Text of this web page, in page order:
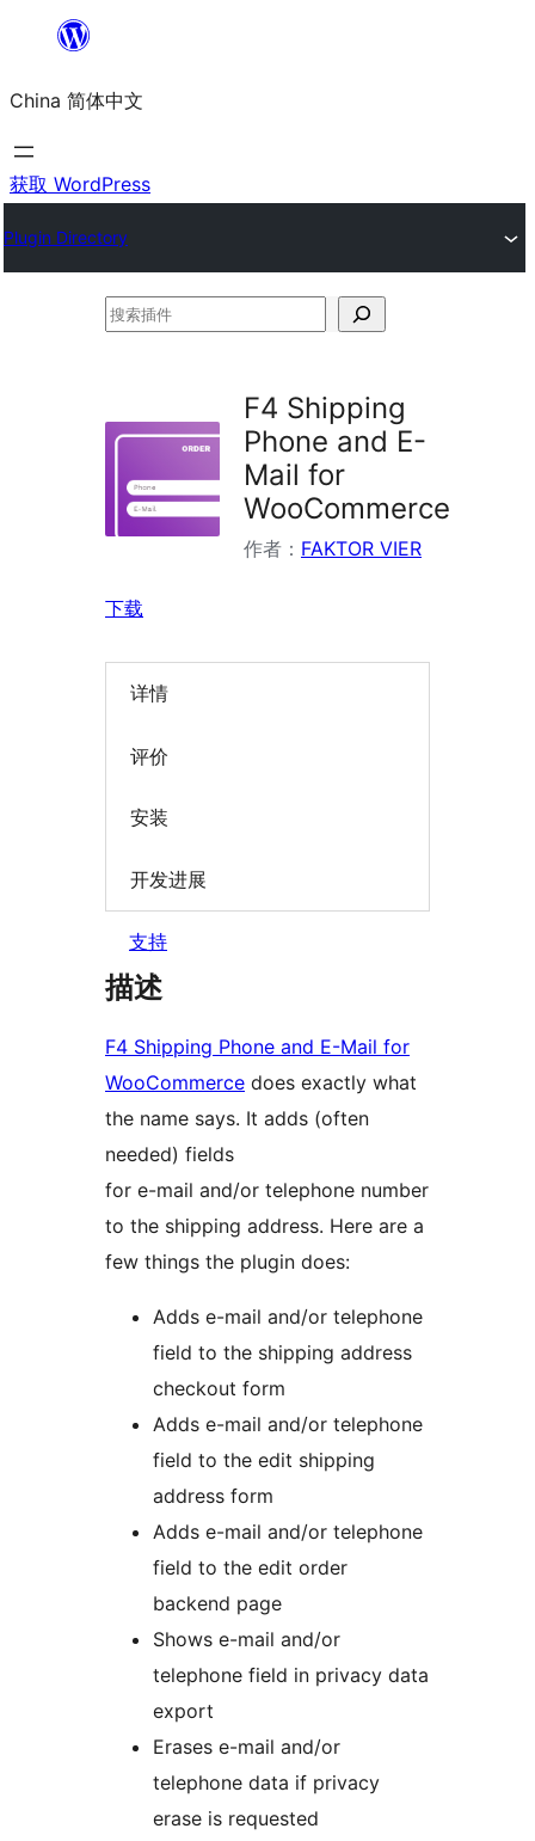
内
容
China 简体中文
获取 WordPress
Plugin Directory
搜
件
F4 Shipping
Phone and E-
Mail for
WooCommerce
作者： FAKTOR VIER
下载
详情
评价
安装
开发进展
支持
描述
F4 Shipping Phone and E-Mail for
WooCommerce does exactly what
the name says. It adds (often
needed) fields
for e-mail and/or telephone number
to the shipping address. Here are a
few things the plugin does:
Adds e-mail and/or telephone
field to the shipping address
checkout form
Adds e-mail and/or telephone
field to the edit shipping
address form
Adds e-mail and/or telephone
field to the edit order
backend page
Shows e-mail and/or
telephone field in privacy data
export
Erases e-mail and/or
telephone data if privacy
erase is requested